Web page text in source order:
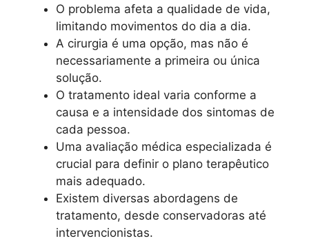
O problema afeta a qualidade de vida,
limitando movimentos do dia a dia.
A cirurgia é uma opção, mas não é
necessariamente a primeira ou única
solução.
O tratamento ideal varia conforme a
causa e a intensidade dos sintomas de
cada pessoa.
Uma avaliação médica especializada é
crucial para definir o plano terapêutico
mais adequado.
Existem diversas abordagens de
tratamento, desde conservadoras até
intervencionistas.